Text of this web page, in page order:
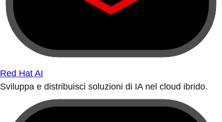
Red Hat AI
Sviluppa e distribuisci soluzioni di IA nel cloud ibrido.